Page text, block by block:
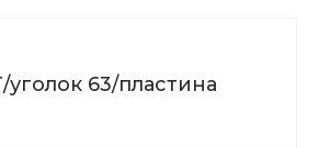
уголок 63/пластина